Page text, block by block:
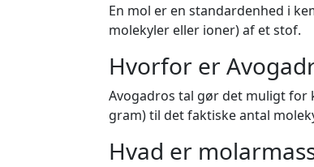
En mol er en standardenhed i
molekyler eller ioner) af et stof.
Hvorfor er
Avogadros tal gør det muligt
gram) til det faktiske antal
Hvad er